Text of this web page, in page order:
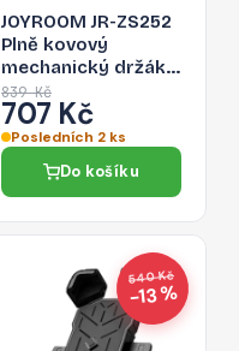
JOYROOM JR-ZS252
Plně kovový
mechanický držák
telefonu na
kolo/motorku,
černý
839 Kč
707 Kč
Posledních 2 ks
Do košíku
540 Kč
−13 %